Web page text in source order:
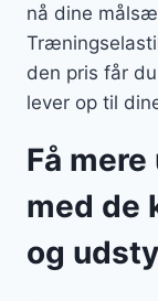
nå dine
den pris får
lever op til
Få
med de
og